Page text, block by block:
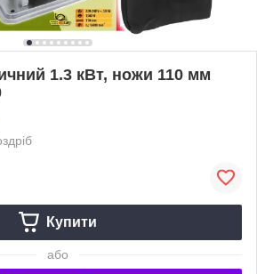
1.3 кВт, ножи 110 мм
Купити
або